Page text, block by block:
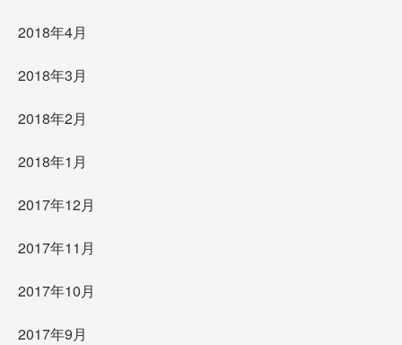
2018年4月
2018年3月
2018年2月
2018年1月
2017年12月
2017年11月
2017年10月
2017年9月